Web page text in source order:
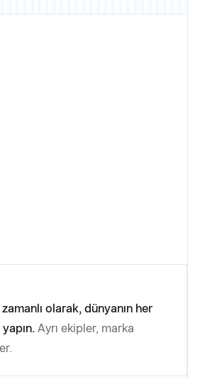
olarak, dünyanın her
Ayrı ekipler, marka